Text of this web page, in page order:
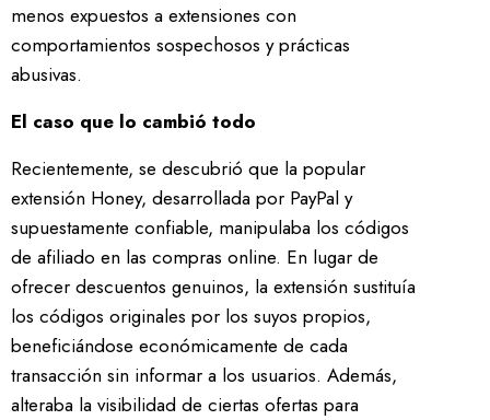
menos expuestos a extensiones con
comportamientos sospechosos y prácticas
abusivas.
El caso que lo cambió todo
Recientemente, se descubrió que la popular
extensión Honey, desarrollada por PayPal y
supuestamente confiable, manipulaba los códigos
de afiliado en las compras online. En lugar de
ofrecer descuentos genuinos, la extensión sustituía
los códigos originales por los suyos propios,
beneficiándose económicamente de cada
transacción sin informar a los usuarios. Además,
alteraba la visibilidad de ciertas ofertas para